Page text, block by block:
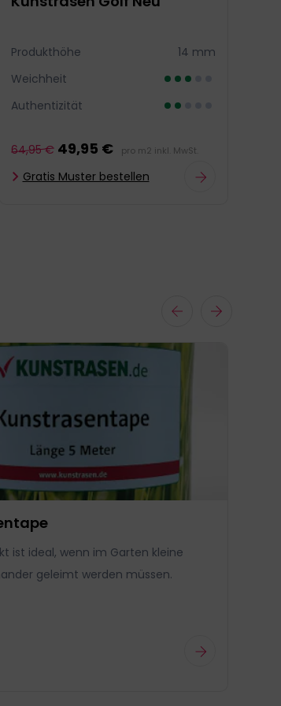
64,95 € 49,95 € pro m2 inkl. MwSt.
Produkthöhe
14 mm
Weichheit
Authentizität
Gratis Muster bestellen
ist ideal, wenn im Garten kleine
geleimt werden müssen.